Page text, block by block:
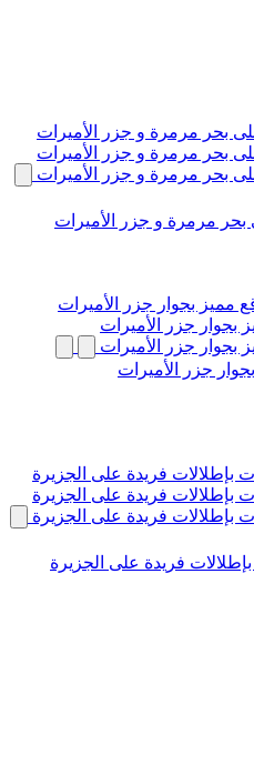
بحر مرمرة و جزر الأميرات
جزر الأميرات
فريدة على الجزيرة